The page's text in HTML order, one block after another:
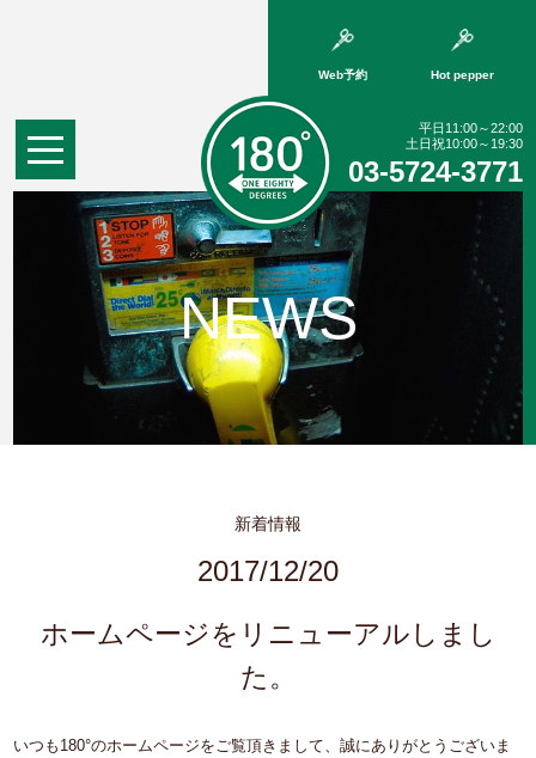
Web予約 Hot pepper
平日11:00～22:00
土日祝10:00～19:30
03-5724-3771
NEWS
新着情報
2017/12/20
ホームページをリニューアルしまし
た。
いつも180°のホームページをご覧頂きまして、誠にありがとうございま